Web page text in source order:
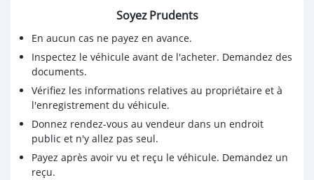
Soyez Prudents
En aucun cas ne payez en avance.
Inspectez le véhicule avant de l'acheter. Demandez des
documents.
Vérifiez les informations relatives au propriétaire et à
l'enregistrement du véhicule.
Donnez rendez-vous au vendeur dans un endroit
public et n'y allez pas seul.
Payez après avoir vu et reçu le véhicule. Demandez un
reçu.